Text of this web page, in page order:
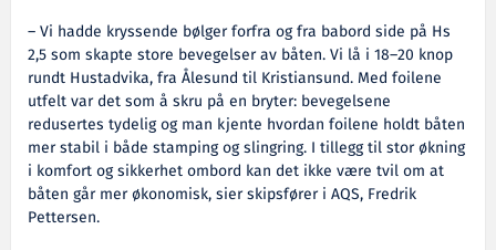
– Vi hadde kryssende bølger forfra og fra babord side på Hs
2,5 som skapte store bevegelser av båten. Vi lå i 18–20 knop
rundt Hustadvika, fra Ålesund til Kristiansund. Med foilene
utfelt var det som å skru på en bryter: bevegelsene
redusertes tydelig og man kjente hvordan foilene holdt båten
mer stabil i både stamping og slingring. I tillegg til stor økning
i komfort og sikkerhet ombord kan det ikke være tvil om at
båten går mer økonomisk, sier skipsfører i AQS, Fredrik
Pettersen.